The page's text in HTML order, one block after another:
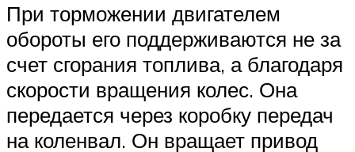
При торможении двигателем
обороты его поддерживаются не за
счет сгорания топлива, а благодаря
скорости вращения колес. Она
передается через коробку передач
на коленвал. Он вращает привод